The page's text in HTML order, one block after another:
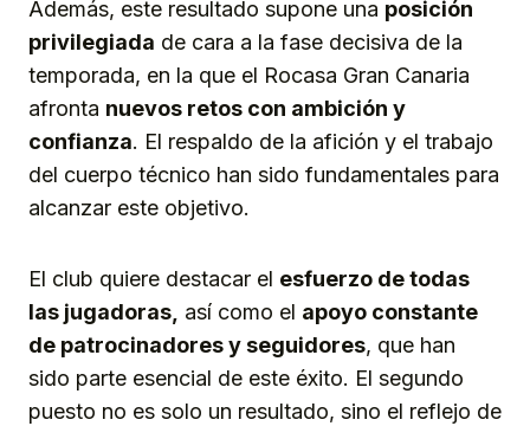
Además, este resultado supone una posición
privilegiada de cara a la fase decisiva de la
temporada, en la que el Rocasa Gran Canaria
afronta nuevos retos con ambición y
confianza. El respaldo de la afición y el trabajo
del cuerpo técnico han sido fundamentales para
alcanzar este objetivo.
El club quiere destacar el esfuerzo de todas
las jugadoras, así como el apoyo constante
de patrocinadores y seguidores, que han
sido parte esencial de este éxito. El segundo
puesto no es solo un resultado, sino el reflejo de